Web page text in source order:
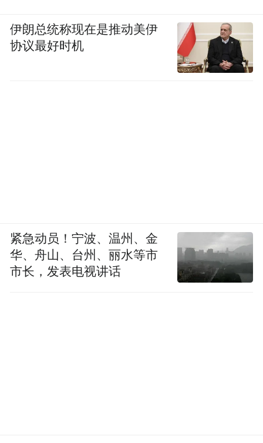
伊朗总统称现在是推动美伊
协议最好时机
紧急动员！宁波、温州、金
华、舟山、台州、丽水等市
市长，发表电视讲话